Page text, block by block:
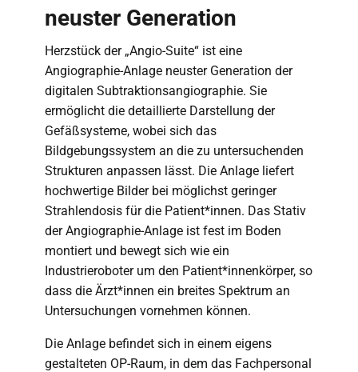
neuster Generation
Herzstück der „Angio-Suite“ ist eine
Angiographie-Anlage neuster Generation der
digitalen Subtraktionsangiographie. Sie
ermöglicht die detaillierte Darstellung der
Gefäßsysteme, wobei sich das
Bildgebungssystem an die zu untersuchenden
Strukturen anpassen lässt. Die Anlage liefert
hochwertige Bilder bei möglichst geringer
Strahlendosis für die Patient*innen. Das Stativ
der Angiographie-Anlage ist fest im Boden
montiert und bewegt sich wie ein
Industrieroboter um den Patient*innenkörper, so
dass die Ärzt*innen ein breites Spektrum an
Untersuchungen vornehmen können.
Die Anlage befindet sich in einem eigens
gestalteten OP-Raum, in dem das Fachpersonal